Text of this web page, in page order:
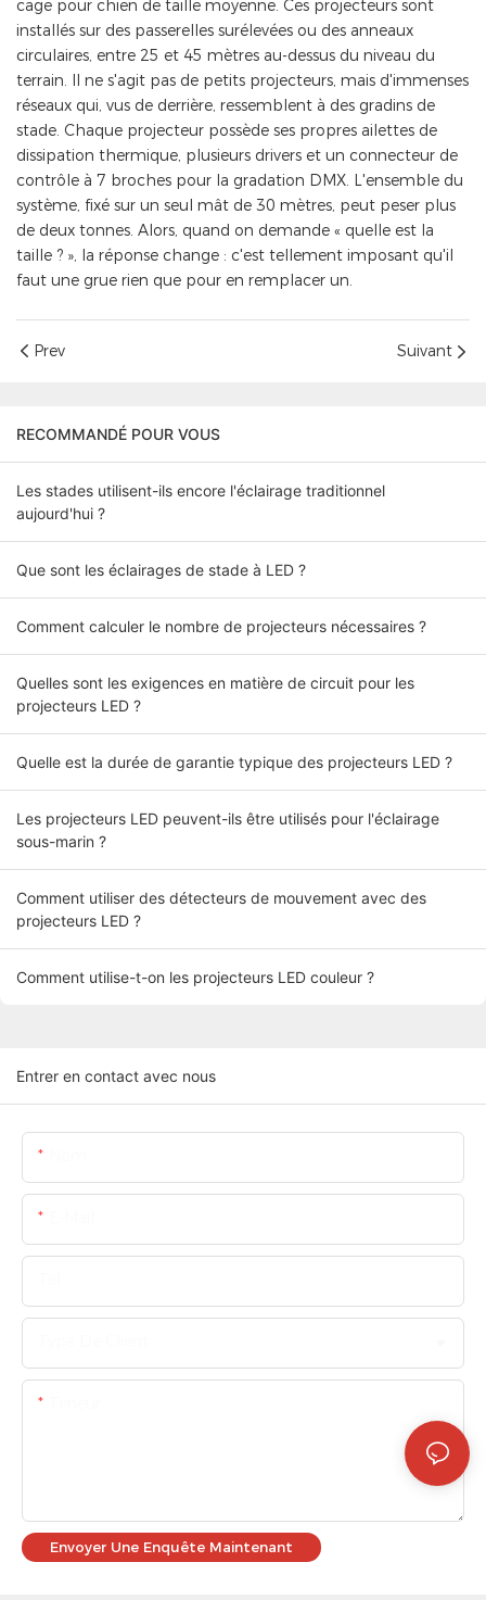
cage pour chien de taille moyenne. Ces projecteurs sont
installés sur des passerelles surélevées ou des anneaux
circulaires, entre 25 et 45 mètres au-dessus du niveau du
terrain. Il ne s'agit pas de petits projecteurs, mais d'immenses
réseaux qui, vus de derrière, ressemblent à des gradins de
stade. Chaque projecteur possède ses propres ailettes de
dissipation thermique, plusieurs drivers et un connecteur de
contrôle à 7 broches pour la gradation DMX. L'ensemble du
système, fixé sur un seul mât de 30 mètres, peut peser plus
de deux tonnes. Alors, quand on demande « quelle est la
taille ? », la réponse change : c'est tellement imposant qu'il
faut une grue rien que pour en remplacer un.
Prev Suivant
RECOMMANDÉ POUR VOUS
Les stades utilisent-ils encore l'éclairage traditionnel
aujourd'hui ?
Que sont les éclairages de stade à LED ?
Comment calculer le nombre de projecteurs nécessaires ?
Quelles sont les exigences en matière de circuit pour les
projecteurs LED ?
Quelle est la durée de garantie typique des projecteurs LED ?
Les projecteurs LED peuvent-ils être utilisés pour l'éclairage
sous-marin ?
Comment utiliser des détecteurs de mouvement avec des
projecteurs LED ?
Comment utilise-t-on les projecteurs LED couleur ?
Entrer en contact avec nous
Envoyer Une Enquête Maintenant